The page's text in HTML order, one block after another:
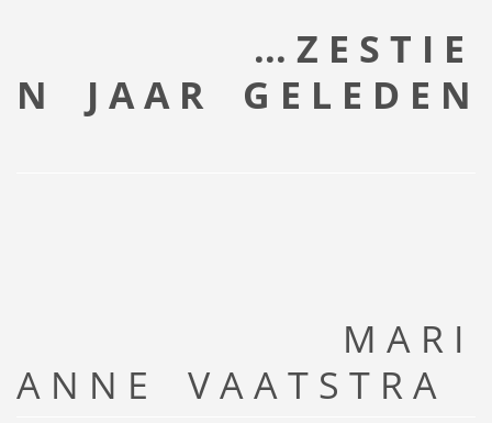
... Z E S T I E
N J A A R G E L E D E N
M A R I
A N N E V A A T S T R A